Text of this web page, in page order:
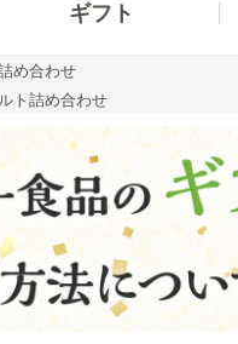
ギフト
め合わせ
ト詰め合わせ